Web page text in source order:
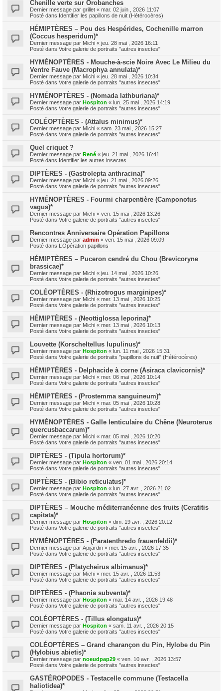
Chenille verte sur Orobanches
Dernier message par grillet « mar. 02 juin , 2026 11:07
Posté dans Identifier les papillons de nuit (Hétérocères)
HÉMIPTÈRES – Pou des Hespérides, Cochenille marron
(Coccus hesperidum)*
Dernier message par Michi « jeu. 28 mai , 2026 16:11
Posté dans Votre galerie de portraits "autres insectes"
HYMÉNOPTÈRES - Mouche-à-scie Noire Avec Le Milieu du
Ventre Fauve (Macrophya annulata)*
Dernier message par Michi « jeu. 28 mai , 2026 10:34
Posté dans Votre galerie de portraits "autres insectes"
HYMÉNOPTÈRES - (Nomada lathburiana)*
Dernier message par Hospiton « lun. 25 mai , 2026 14:19
Posté dans Votre galerie de portraits "autres insectes"
COLÉOPTÈRES - (Attalus minimus)*
Dernier message par Michi « sam. 23 mai , 2026 15:27
Posté dans Votre galerie de portraits "autres insectes"
Quel criquet ?
Dernier message par René « jeu. 21 mai , 2026 16:41
Posté dans Identifier les autres insectes
DIPTÈRES - (Gastrolepta anthracina)*
Dernier message par Michi « jeu. 21 mai , 2026 09:26
Posté dans Votre galerie de portraits "autres insectes"
HYMÉNOPTÈRES - Fourmi charpentière (Camponotus
vagus)*
Dernier message par Michi « ven. 15 mai , 2026 13:26
Posté dans Votre galerie de portraits "autres insectes"
Rencontres Anniversaire Opération Papillons
Dernier message par admin « ven. 15 mai , 2026 09:09
Posté dans L’Opération papillons
HÉMIPTÈRES – Puceron cendré du Chou (Brevicoryne
brassicae)*
Dernier message par Michi « jeu. 14 mai , 2026 10:26
Posté dans Votre galerie de portraits "autres insectes"
COLÉOPTÈRES - (Rhizotrogus marginipes)*
Dernier message par Michi « mer. 13 mai , 2026 10:25
Posté dans Votre galerie de portraits "autres insectes"
HÉMIPTÈRES - (Neottiglossa leporina)*
Dernier message par Michi « mer. 13 mai , 2026 10:13
Posté dans Votre galerie de portraits "autres insectes"
Louvette (Korscheltellus lupulinus)*
Dernier message par Hospiton « lun. 11 mai , 2026 15:31
Posté dans Votre galerie de portraits "papillons de nuit" (Hétérocères)
HÉMIPTÈRES - Delphacide à corne (Asiraca clavicornis)*
Dernier message par Michi « mer. 06 mai , 2026 10:14
Posté dans Votre galerie de portraits "autres insectes"
HÉMIPTÈRES - (Prostemma sanguineum)*
Dernier message par Michi « mar. 05 mai , 2026 10:28
Posté dans Votre galerie de portraits "autres insectes"
HYMÉNOPTÈRES - Galle lenticulaire du Chêne (Neuroterus
quercusbaccarum)*
Dernier message par Michi « mar. 05 mai , 2026 10:20
Posté dans Votre galerie de portraits "autres insectes"
DIPTÈRES - (Tipula hortorum)*
Dernier message par Hospiton « ven. 01 mai , 2026 20:14
Posté dans Votre galerie de portraits "autres insectes"
DIPTÈRES - (Bibio reticulatus)*
Dernier message par Hospiton « lun. 27 avr. , 2026 21:02
Posté dans Votre galerie de portraits "autres insectes"
DIPTÈRES – Mouche méditerranéenne des fruits (Ceratitis
capitata)*
Dernier message par Hospiton « dim. 19 avr. , 2026 20:12
Posté dans Votre galerie de portraits "autres insectes"
HYMÉNOPTÈRES - (Paratenthredo frauenfeldii)*
Dernier message par Apijardin « mer. 15 avr. , 2026 17:35
Posté dans Votre galerie de portraits "autres insectes"
DIPTÈRES - (Platycheirus albimanus)*
Dernier message par Michi « mer. 15 avr. , 2026 11:53
Posté dans Votre galerie de portraits "autres insectes"
DIPTÈRES - (Phaonia subventa)*
Dernier message par Hospiton « mar. 14 avr. , 2026 19:48
Posté dans Votre galerie de portraits "autres insectes"
COLÉOPTÈRES - (Tillus elongatus)*
Dernier message par Hospiton « sam. 11 avr. , 2026 20:15
Posté dans Votre galerie de portraits "autres insectes"
COLÉOPTÈRES – Grand charançon du Pin, Hylobe du Pin
(Hylobius abietis)*
Dernier message par noeudpap29 « ven. 10 avr. , 2026 13:57
Posté dans Votre galerie de portraits "autres insectes"
GASTÉROPODES - Testacelle commune (Testacella
haliotidea)*